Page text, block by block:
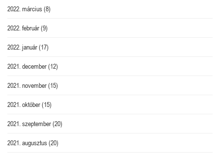
2022. március(8)
2022. február(9)
2022. január(17)
2021. december(12)
2021. november(15)
2021. október(15)
2021. szeptember(20)
2021. augusztus(20)